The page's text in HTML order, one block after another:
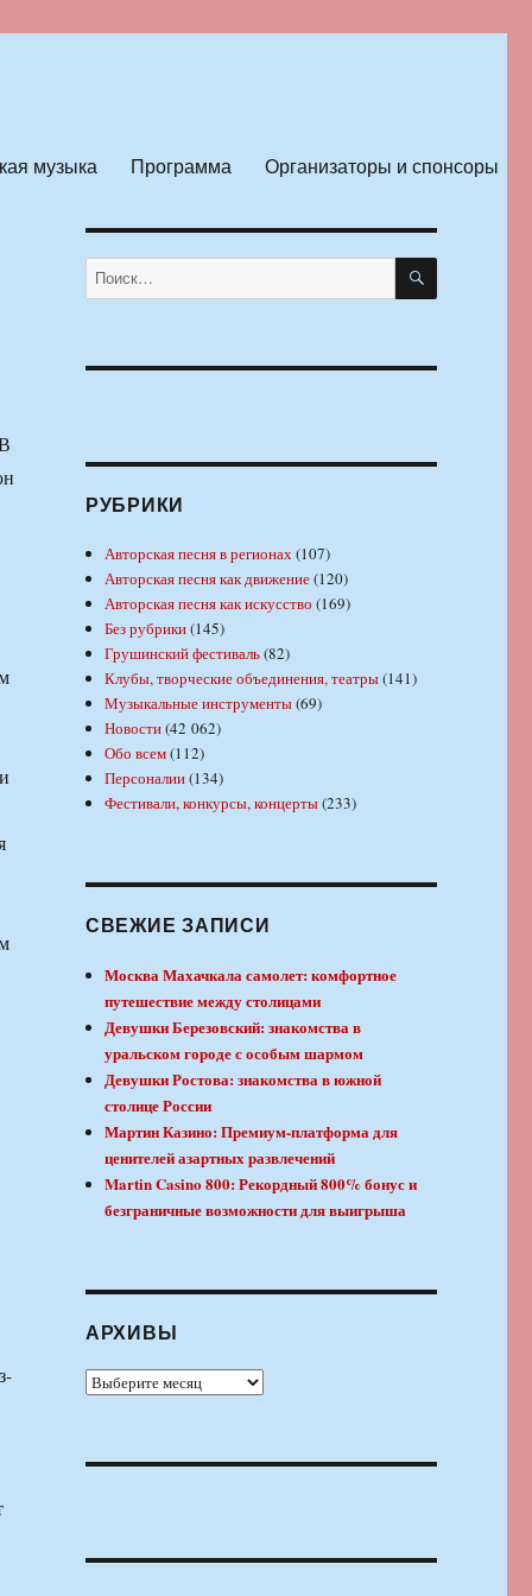
музыка Программа Организаторы и спонсоры
Искать: ПОИСК
РУБРИКИ
Авторская песня в регионах(107)
Авторская песня как движение(120)
Авторская песня как искусство (169)
Без рубрики(145)
Грушинский фестиваль(82)
Клубы, творческие объединения, театры(141)
Музыкальные инструменты(69)
Новости(42 062)
Обо всем(112)
Персоналии(134)
Фестивали, конкурсы, концерты(233)
СВЕЖИЕ ЗАПИСИ
Москва Махачкала самолет: комфортное
путешествие между столицами
Девушки Березовский: знакомства в
уральском городе с особым шармом
Девушки Ростова: знакомства в южной
столице России
Мартин Казино: Премиум-платформа для
ценителей азартных развлечений
Martin Casino 800: Рекордный 800% бонус и
безграничные возможности для выигрыша
АРХИВЫ
Архивы